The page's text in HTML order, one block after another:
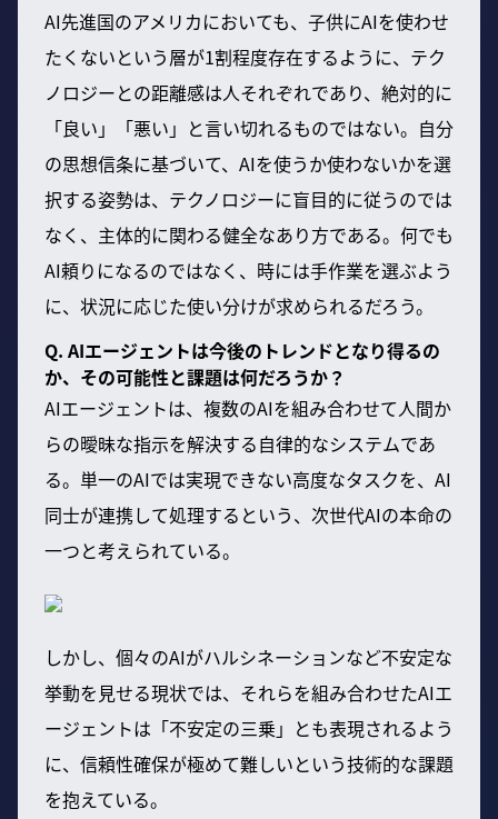
AI先進国のアメリカにおいても、子供にAIを使わせ
たくないという層が1割程度存在するように、テク
ノロジーとの距離感は人それぞれであり、絶対的に
「良い」「悪い」と言い切れるものではない。自分
の思想信条に基づいて、AIを使うか使わないかを選
択する姿勢は、テクノロジーに盲目的に従うのでは
なく、主体的に関わる健全なあり方である。何でも
AI頼りになるのではなく、時には手作業を選ぶよう
に、状況に応じた使い分けが求められるだろう。
Q. AIエージェントは今後のトレンドとなり得るの
か、その可能性と課題は何だろうか？
AIエージェントは、複数のAIを組み合わせて人間か
らの曖昧な指示を解決する自律的なシステムであ
る。単一のAIでは実現できない高度なタスクを、AI
同士が連携して処理するという、次世代AIの本命の
一つと考えられている。
しかし、個々のAIがハルシネーションなど不安定な
挙動を見せる現状では、それらを組み合わせたAIエ
ージェントは「不安定の三乗」とも表現されるよう
に、信頼性確保が極めて難しいという技術的な課題
を抱えている。